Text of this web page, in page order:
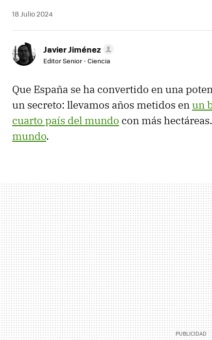
18 Julio 2024
Javier Jiménez
Editor Senior - Ciencia
Que España se ha convertido en una
un secreto: llevamos años metidos enun
cuarto país del mundo con más hectáreas.
mundo.